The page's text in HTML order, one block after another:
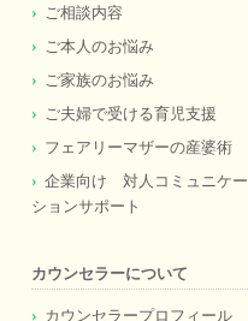
ご相談内容
ご本人のお悩み
ご家族のお悩み
ご夫婦で受ける育児支援
フェアリーマザーの産婆術
企業向け 対人コミュニケー
ションサポート
カウンセラーについて
カウンセラープロフィール